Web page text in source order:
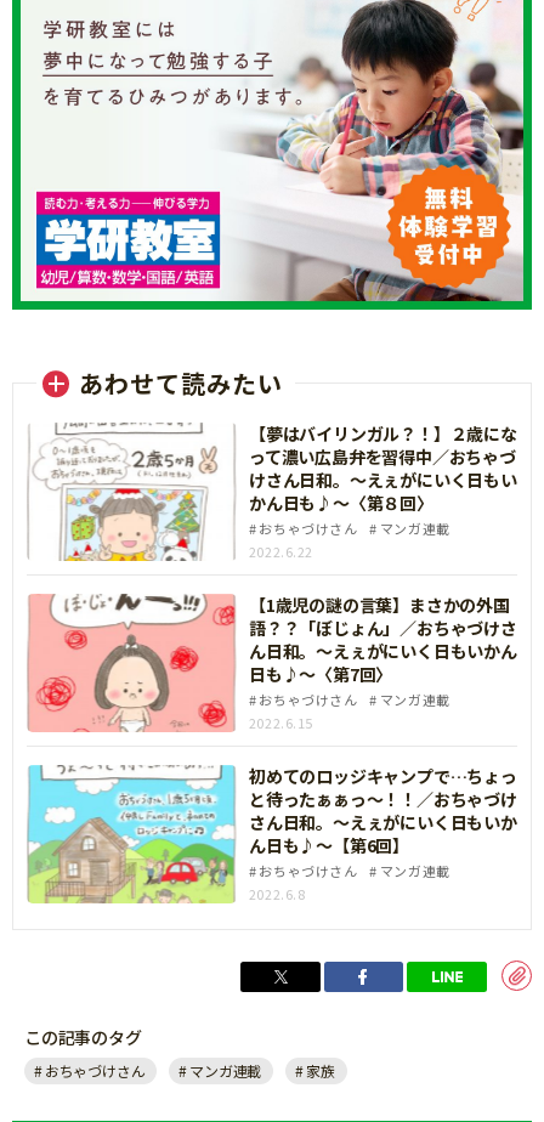
あわせて読みたい
【夢はバイリンガル？！】２歳にな
って濃い広島弁を習得中／おちゃづ
けさん日和。〜えぇがにいく日もい
かん日も♪〜〈第８回〉
おちゃづけさん
マンガ連載
2022.6.22
【1歳児の謎の言葉】まさかの外国
語？？「ぼじょん」／おちゃづけさ
ん日和。〜えぇがにいく日もいかん
日も♪〜〈第7回〉
おちゃづけさん
マンガ連載
2022.6.15
初めてのロッジキャンプで…ちょっ
と待ったぁぁっ～！！／おちゃづけ
さん日和。〜えぇがにいく日もいか
ん日も♪〜【第6回】
おちゃづけさん
マンガ連載
2022.6.8
この記事のタグ
おちゃづけさん マンガ連載 家族